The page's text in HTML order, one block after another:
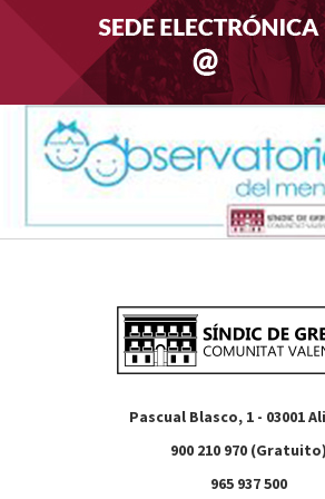
Pascual Blasco, 1 - 03001
900 210 970 (Gratuito)
965 937 500